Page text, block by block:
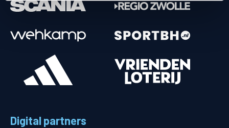
Digital partners